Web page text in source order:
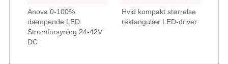
Anova 0-100%
dæmpende LED
Strømforsyning 24-42V
DC
Hvid kompakt størrelse
rektangulær LED-driver